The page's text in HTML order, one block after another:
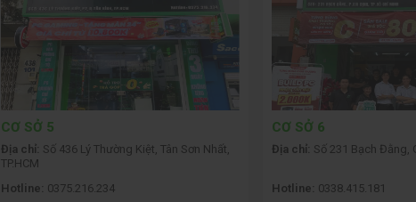
PC đồ hoạ được trang bị nhiều linh kiện
Đa nhiệm mượt, tương thích tốt với phần mềm đồ họa
CƠ SỞ 5
Địa chỉ: Số 436 Lý Thường Kiệt, Tân Sơn Nhất,
TP.HCM
Hotline: 0375.216.234
CƠ SỞ 6
Địa chỉ: Số 231 Bạch Đằng,
Hotline: 0338.415.181